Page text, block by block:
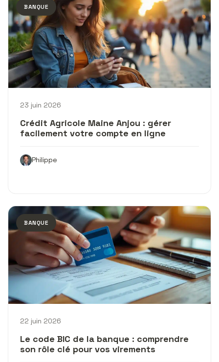
BANQUE
23 juin 2026
Crédit Agricole Maine Anjou : gérer
facilement votre compte en ligne
Philippe
BANQUE
22 juin 2026
Le code BIC de la banque : comprendre
son rôle clé pour vos virements